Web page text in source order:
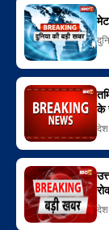
के
देश
देश